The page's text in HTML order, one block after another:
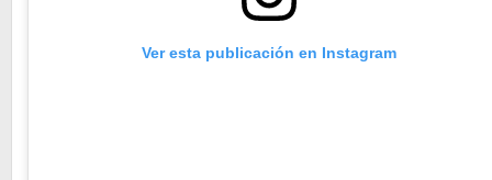
Ver esta publicación en Instagram